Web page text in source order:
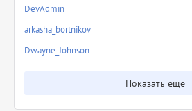
DevAdmin
arkasha_bortnikov
Dwayne_Johnson
Показать еще